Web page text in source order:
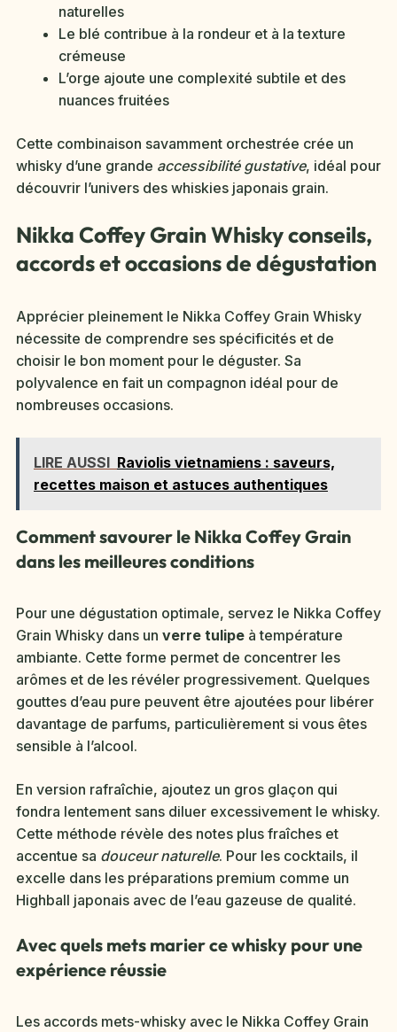
naturelles
Le blé contribue à la rondeur et à la texture
crémeuse
L’orge ajoute une complexité subtile et des
nuances fruitées
Cette combinaison savamment orchestrée crée un
whisky d’une grande accessibilité gustative, idéal pour
découvrir l’univers des whiskies japonais grain.
Nikka Coffey Grain Whisky conseils,
accords et occasions de dégustation
Apprécier pleinement le Nikka Coffey Grain Whisky
nécessite de comprendre ses spécificités et de
choisir le bon moment pour le déguster. Sa
polyvalence en fait un compagnon idéal pour de
nombreuses occasions.
LIRE AUSSI Raviolis vietnamiens : saveurs,
recettes maison et astuces authentiques
Comment savourer le Nikka Coffey Grain
dans les meilleures conditions
Pour une dégustation optimale, servez le Nikka Coffey
Grain Whisky dans un verre tulipe à température
ambiante. Cette forme permet de concentrer les
arômes et de les révéler progressivement. Quelques
gouttes d’eau pure peuvent être ajoutées pour libérer
davantage de parfums, particulièrement si vous êtes
sensible à l’alcool.
En version rafraîchie, ajoutez un gros glaçon qui
fondra lentement sans diluer excessivement le whisky.
Cette méthode révèle des notes plus fraîches et
accentue sa douceur naturelle. Pour les cocktails, il
excelle dans les préparations premium comme un
Highball japonais avec de l’eau gazeuse de qualité.
Avec quels mets marier ce whisky pour une
expérience réussie
Les accords mets-whisky avec le Nikka Coffey Grain